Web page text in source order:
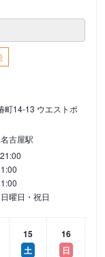
町14-13 ウエストポ
古屋駅
日曜日・祝日
15
土
16
日